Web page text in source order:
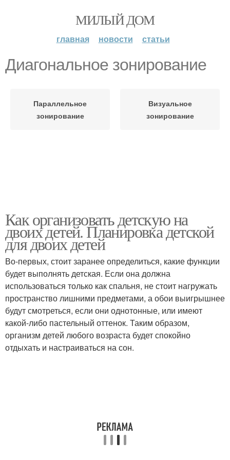
МИЛЫЙ ДОМ
главная новости статьи
Диагональное зонирование
Параллельное
зонирование
Визуальное
зонирование
Как организовать детскую на
двоих детей. Планировка детской
для двоих детей
Во-первых, стоит заранее определиться, какие функции
будет выполнять детская. Если она должна
использоваться только как спальня, не стоит нагружать
пространство лишними предметами, а обои выигрышнее
будут смотреться, если они однотонные, или имеют
какой-либо пастельный оттенок. Таким образом,
организм детей любого возраста будет спокойно
отдыхать и настраиваться на сон.